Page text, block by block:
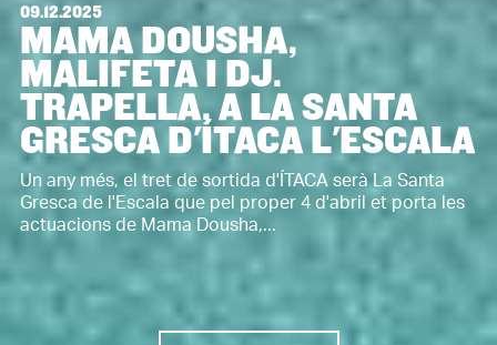
09.12.2025
MAMA DOUSHA,
MALIFETA I DJ.
TRAPELLA, A LA SANTA
GRESCA D'ÍTACA L'ESCALA
Un any més, el tret de sortida d'ÍTACA serà La Santa
Gresca de l'Escala que pel proper 4 d'abril et porta les
actuacions de Mama Dousha,...